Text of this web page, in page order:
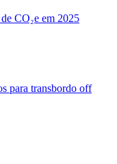
CO₂e em 2025
para transbordo off